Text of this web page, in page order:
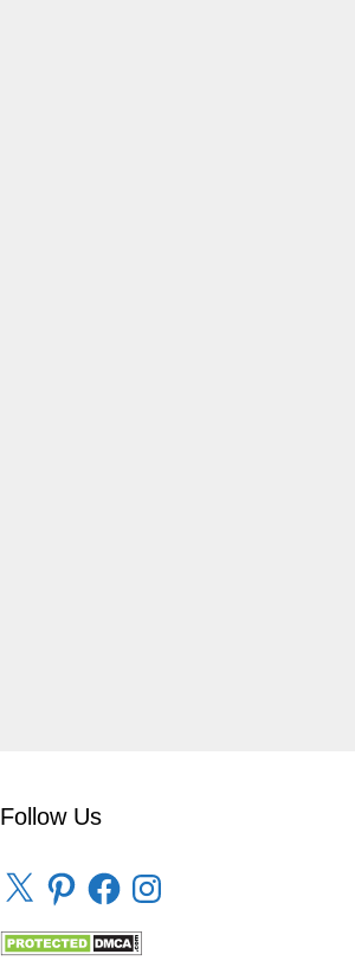
Follow Us
X PinterestFacebookInstagram